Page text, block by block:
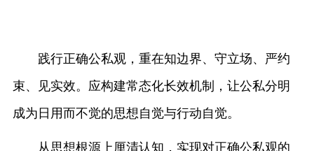
践行正确公私观，重在知边界、守立场、严约
束、见实效。应构建常态化长效机制，让公私分明
成为日用而不觉的思想自觉与行动自觉。
从思想根源上厘清认知，实现对正确公私观的